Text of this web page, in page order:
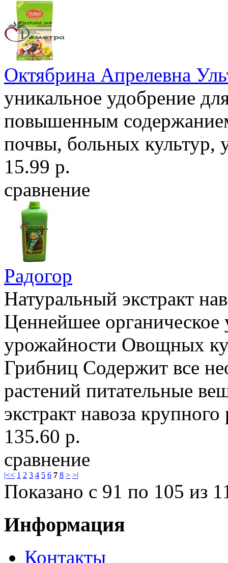
Октябрина Апрелевна
уникальное удобрение
повышенным
почвы, больных культур,
15.99 р.
сравнение
Радогор
Натуральный экстракт
Ценнейшее
урожайности Овощных
Грибниц Содержит все
растений питательные
экстракт навоза
135.60 р.
сравнение
|<< 1 2 3 4 5 6 7 8 > >|
Показано с 91 по 105 из
Информация
Контакты